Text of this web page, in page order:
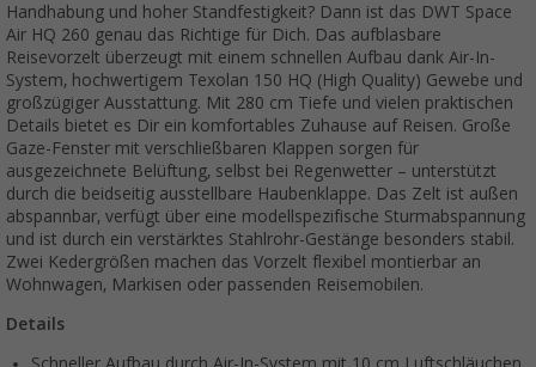
Handhabung und hoher Standfestigkeit? Dann ist das DWT Space
Air HQ 260 genau das Richtige für Dich. Das aufblasbare
Reisevorzelt überzeugt mit einem schnellen Aufbau dank Air-In-
System, hochwertigem Texolan 150 HQ (High Quality) Gewebe und
großzügiger Ausstattung. Mit 280 cm Tiefe und vielen praktischen
Details bietet es Dir ein komfortables Zuhause auf Reisen. Große
Gaze-Fenster mit verschließbaren Klappen sorgen für
ausgezeichnete Belüftung, selbst bei Regenwetter – unterstützt
durch die beidseitig ausstellbare Haubenklappe. Das Zelt ist außen
abspannbar, verfügt über eine modellspezifische Sturmabspannung
und ist durch ein verstärktes Stahlrohr-Gestänge besonders stabil.
Zwei Kedergrößen machen das Vorzelt flexibel montierbar an
Wohnwagen, Markisen oder passenden Reisemobilen.
Details